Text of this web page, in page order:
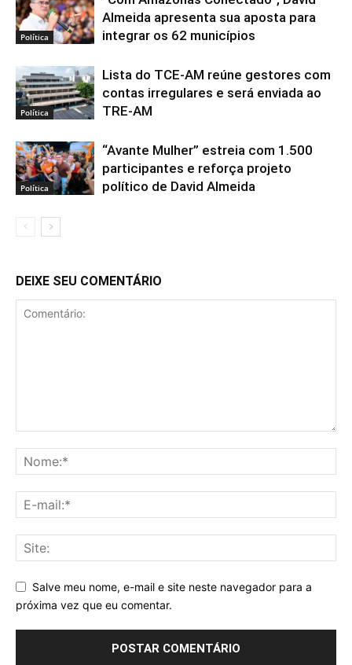
Política
Almeida apresenta sua aposta para
integrar os 62 municípios
Política
Lista do TCE-AM reúne gestores com
contas irregulares e será enviada ao
TRE-AM
Política
“Avante Mulher” estreia com 1.500
participantes e reforça projeto
político de David Almeida
DEIXE SEU COMENTÁRIO
Salve meu nome, e-mail e site neste navegador para a
próxima vez que eu comentar.